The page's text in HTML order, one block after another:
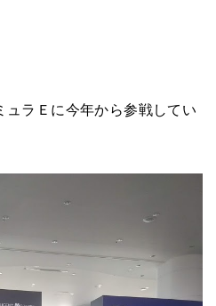
ュラＥに今年から参戦してい